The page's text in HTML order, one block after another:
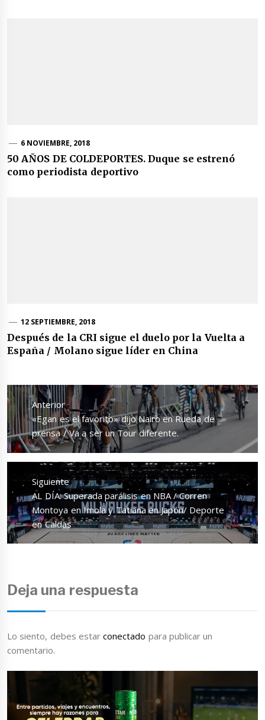
6 NOVIEMBRE, 2018
50 AÑOS DE COLDEPORTES. Duque se estrenó
como periodista deportivo
12 SEPTIEMBRE, 2018
Después de la CRI sigue el duelo por la Vuelta a
España / Molano sigue líder en China
Navegación
de
entradas
Anterior
Entrada
anterior:
«Egan es el favorito» dijo Nairo en Rueda de
prensa / Va a ser un Tour diferente.
Siguiente
Entrada
siguiente:
AL DÍA: Superada parálisis en NBA / Corren
Montoya en Imola y Tatiana en Japón/ Deporte
en Caldas
Deja una respuesta
Lo siento, debes estarconectado para publicar un
comentario.